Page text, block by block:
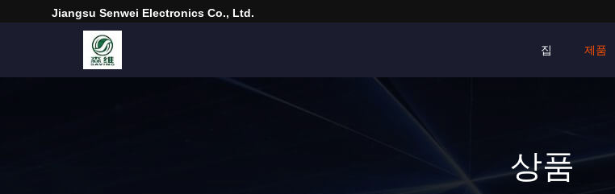
Jiangsu Senwei Electronics Co., Ltd.
집 제품
상품